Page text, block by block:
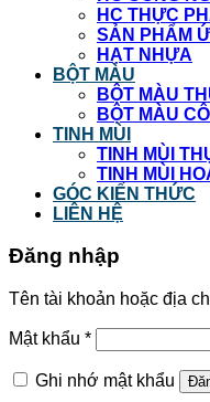
HC THỰC
SẢN PHẨM
HẠT NHỰA
BỘT MÀU
BỘT MÀU
BỘT MÀU
TINH MÙI
TINH MÙI
TINH MÙI
GÓC KIẾN THỨC
LIÊN HỆ
Đăng nhập
Tên tài khoản hoặc địa
Mật khẩu *
Ghi nhớ mật khẩu